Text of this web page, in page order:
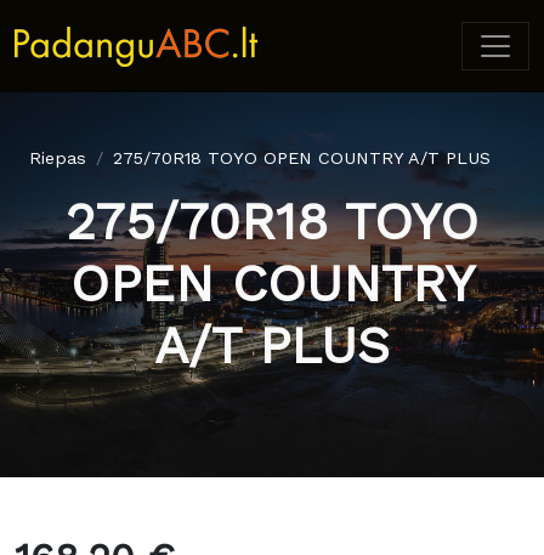
Riepas 275/70R18 TOYO OPEN COUNTRY A/T PLUS
275/70R18 TOYO
OPEN COUNTRY
A/T PLUS